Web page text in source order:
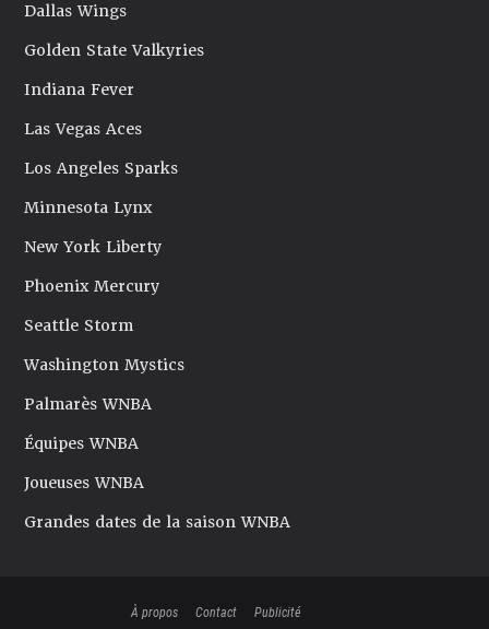
Dallas Wings
Golden State Valkyries
Indiana Fever
Las Vegas Aces
Los Angeles Sparks
Minnesota Lynx
New York Liberty
Phoenix Mercury
Seattle Storm
Washington Mystics
Palmarès WNBA
Équipes WNBA
Joueuses WNBA
Grandes dates de la saison WNBA
À propos Contact Publicité